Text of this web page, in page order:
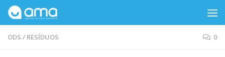
Skip to content
ODS / RESÍDUOS 0